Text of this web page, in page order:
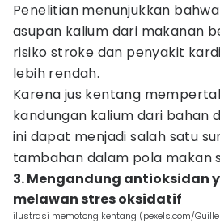
Penelitian menunjukkan
asupan kalium dari makanan
risiko stroke dan penyakit
lebih rendah.
Karena jus kentang
kandungan kalium dari bahan
ini dapat menjadi salah satu
tambahan dalam pola makan
3. Mengandung antioksidan
melawan stres oksidatif
ilustrasi memotong kentang (pexels.com/